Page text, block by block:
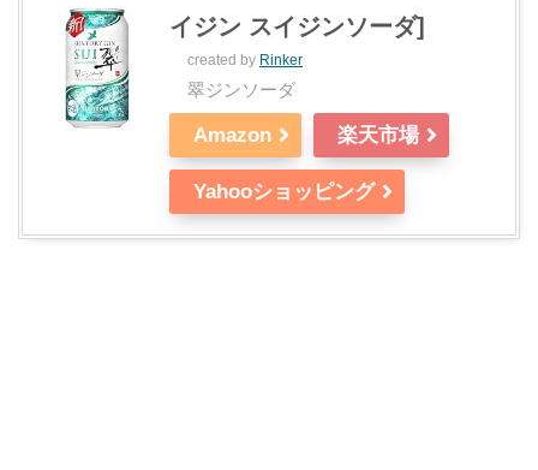
イジン スイジンソーダ]
created by Rinker
翠ジンソーダ
Amazon 楽天市場
Yahooショッピング